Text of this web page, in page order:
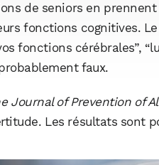
de seniors en
fonctions cognitives.
fonctions cérébrales”,
faux.
Journal of Prevention of
Les résultats sont